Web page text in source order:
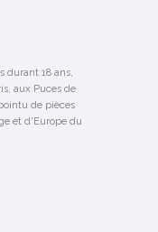
durant 18 ans,
aux Puces de
de pièces
et d'Europe du